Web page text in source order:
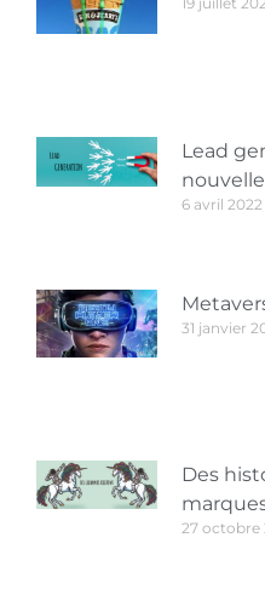
Lead
6 avril 2022
31 janvier
Des
27 octobre